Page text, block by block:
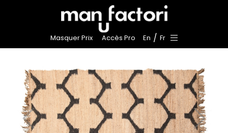
Masquer Prix Accès Pro En / Fr